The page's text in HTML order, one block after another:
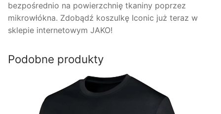
bezpośrednio na powierzchnię tkaniny poprzez
mikrowłókna. Zdobądź koszulkę Iconic już teraz w
sklepie internetowym JAKO!
Podobne produkty